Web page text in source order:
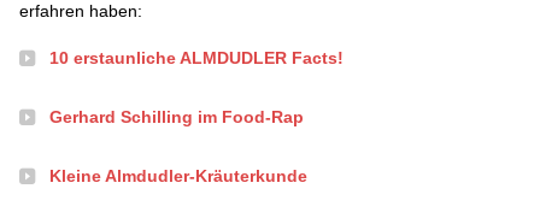
erfahren haben:
10 erstaunliche ALMDUDLER Facts!
Gerhard Schilling im Food-Rap
Kleine Almdudler-Kräuterkunde